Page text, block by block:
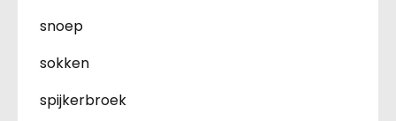
snoep
sokken
spijkerbroek